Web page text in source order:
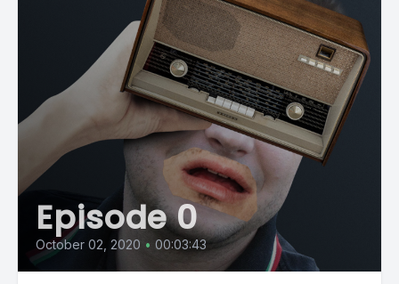
Episode 0
October 02, 2020 • 00:03:43